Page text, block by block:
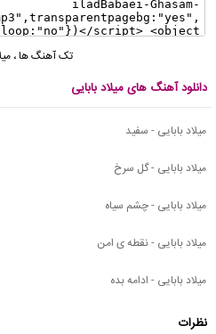
تک آهنگ ها،
دانلود آهنگ های میلاد بابایی
میلاد بابایی - سفید
میلاد بابایی - گل سرخ
میلاد بابایی - چشم سیاه
میلاد بابایی - نقطه ی امن
میلاد بابایی - ادامه بده
نظرات